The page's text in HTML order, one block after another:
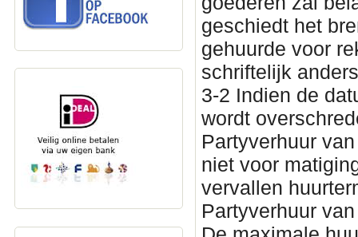
geschiedt het
gehuurde voor
schriftelijk
3-2 Indien de
wordt
Partyverhuur
niet voor
vervallen
Partyverhuur